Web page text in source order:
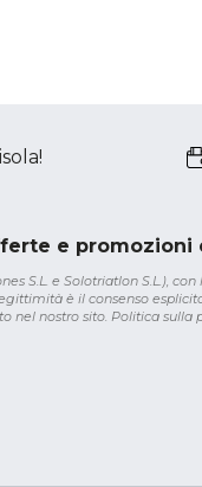
e promozioni
S.L. e Solotriatlon S.L.),
è il consenso
nel nostro sito. Politica sulla